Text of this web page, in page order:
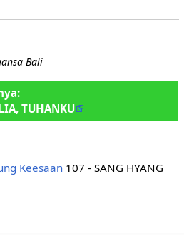
Bali
TUHANKU
Keesaan107 - SANG HYANG